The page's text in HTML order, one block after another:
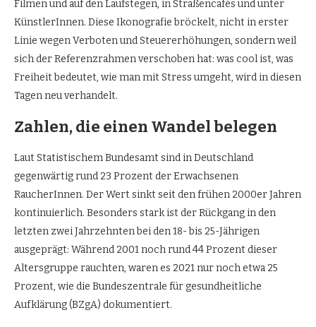
Filmen und auf den Laufstegen, in Straßencafés und unter
KünstlerInnen. Diese Ikonografie bröckelt, nicht in erster
Linie wegen Verboten und Steuererhöhungen, sondern weil
sich der Referenzrahmen verschoben hat: was cool ist, was
Freiheit bedeutet, wie man mit Stress umgeht, wird in diesen
Tagen neu verhandelt.
Zahlen, die einen Wandel belegen
Laut Statistischem Bundesamt sind in Deutschland
gegenwärtig rund 23 Prozent der Erwachsenen
RaucherInnen. Der Wert sinkt seit den frühen 2000er Jahren
kontinuierlich. Besonders stark ist der Rückgang in den
letzten zwei Jahrzehnten bei den 18- bis 25-Jährigen
ausgeprägt: Während 2001 noch rund 44 Prozent dieser
Altersgruppe rauchten, waren es 2021 nur noch etwa 25
Prozent, wie die Bundeszentrale für gesundheitliche
Aufklärung (BZgA) dokumentiert.